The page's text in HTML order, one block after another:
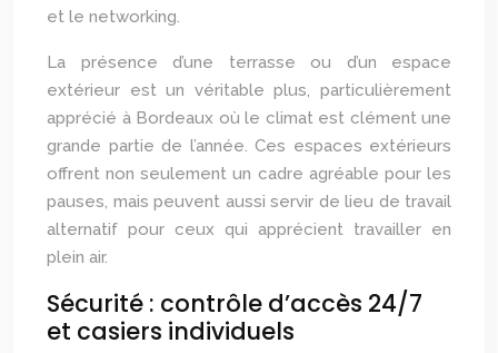
et le networking.
La présence d’une terrasse ou d’un espace
extérieur est un véritable plus, particulièrement
apprécié à Bordeaux où le climat est clément une
grande partie de l’année. Ces espaces extérieurs
offrent non seulement un cadre agréable pour les
pauses, mais peuvent aussi servir de lieu de travail
alternatif pour ceux qui apprécient travailler en
plein air.
Sécurité : contrôle d’accès 24/7
et casiers individuels